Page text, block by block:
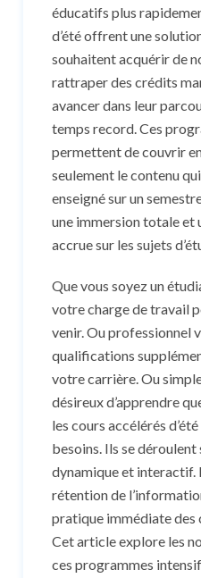
éducatifs plus
d’été offrent une
souhaitent acquérir de
rattraper des crédits
avancer dans leur
temps record. Ces
permettent de couvrir
seulement le contenu
enseigné sur un
une immersion totale et
accrue sur les sujets
Que vous soyez un
votre charge de travail
venir. Ou professionnel
qualifications
votre carrière. Ou
désireux d’apprendre
les cours accélérés
besoins. Ils se
dynamique et interactif.
rétention de
pratique immédiate des
Cet article explore les
ces programmes